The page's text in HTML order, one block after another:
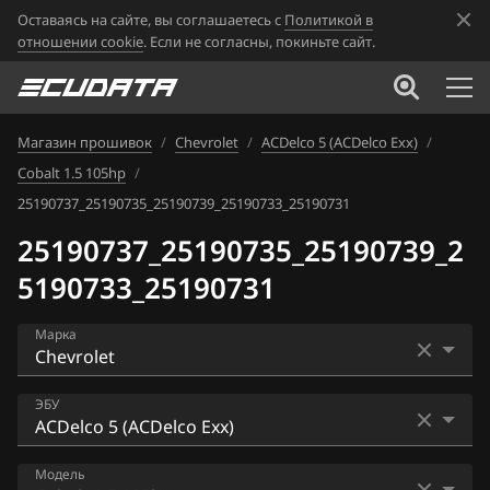
Оставаясь на сайте, вы соглашаетесь с Политикой в
отношении cookie. Если не согласны, покиньте сайт.
Магазин прошивок / Chevrolet / ACDelco 5 (ACDelco Exx) /
Cobalt 1.5 105hp /
25190737_25190735_25190739_25190733_25190731
25190737_25190735_25190739_2
5190733_25190731
Марка
Acura
Alfa Romeo
ЭБУ
ACDelco 5 (ACDelco Exx)
Модель